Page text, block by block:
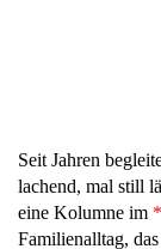
Seit Jahren
lachend, mal still
eine Kolumne im *
Familienalltag,